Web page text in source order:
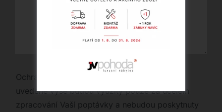
Ochrana osobních údajů | Vaše osobní údaje
uvedené výše budou využity pouze za účelem
zpracování Vaší poptávky a nebudou poskytnuty